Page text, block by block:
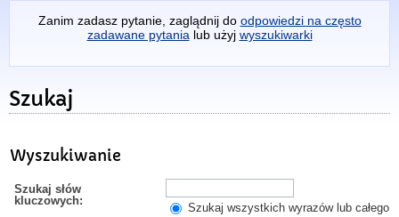
Zanim zadasz pytanie, zaglądnij do odpowiedzi na często
zadawane pytania lub użyj wyszukiwarki
Szukaj
Wyszukiwanie
Szukaj słów
kluczowych:
Szukaj wszystkich wyrazów lub całego